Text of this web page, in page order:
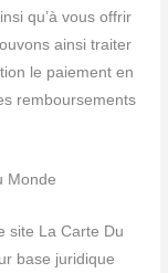
qu’à vous offrir
ainsi traiter
le paiement en
remboursements
Monde
site La Carte Du
base juridique